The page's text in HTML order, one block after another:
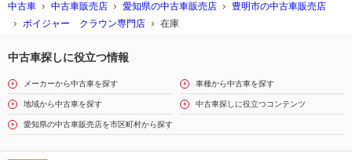
中古車 中古車販売店 愛知県の中古車販売店
豊明市の中古車販売店
ボイジャー クラウン専門店
在庫
中古車探しに役立つ情報
メーカーから中古車を探す 車種から中古車を探す
地域から中古車を探す 中古車探しに役立つコンテンツ
愛知県の中古車販売店を市区町村から探す